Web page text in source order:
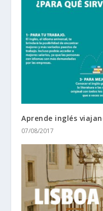
Aprende inglés
07/08/2017